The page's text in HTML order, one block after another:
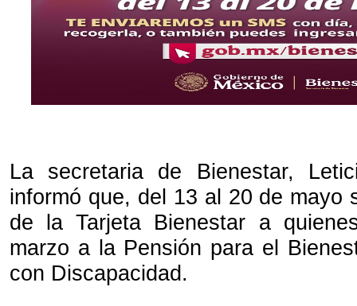
La secretaria de Bienestar,
informó que, del 13 al 20 de mayo
de la Tarjeta Bienestar a
marzo a la Pensión para el
con Discapacidad.